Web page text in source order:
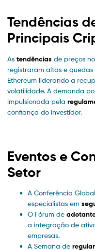
Tendências
Principais
As tendências de preços no
registraram altas e
Ethereum liderando a
volatilidade. A demanda
impulsionada pela
confiança do investidor.
Eventos e
Setor
A Conferência
especialistas em
O Fórum de
a integração de
empresas.
A Semana de